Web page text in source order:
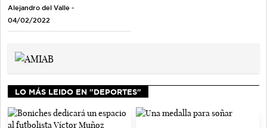
Alejandro del Valle -
04/02/2022
LO MÁS LEIDO EN "DEPORTES"